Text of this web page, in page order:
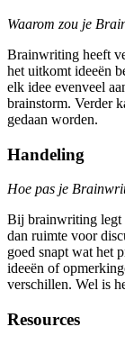
Waarom zou je
Brainwriting heeft
het uitkomt ideeën
elk idee evenveel
brainstorm. Verder
gedaan worden.
Handeling
Hoe pas je
Bij brainwriting legt
dan ruimte voor
goed snapt wat het
ideeën of
verschillen. Wel is
Resources